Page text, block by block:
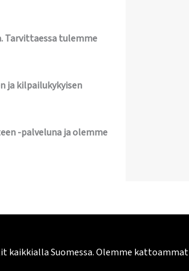
Tarvittaessa tulemme
ja kilpailukykyisen
-palveluna ja olemme
Suomessa. Olemme